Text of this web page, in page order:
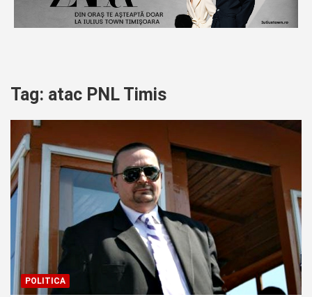
Tag: atac PNL Timis
POLITICA